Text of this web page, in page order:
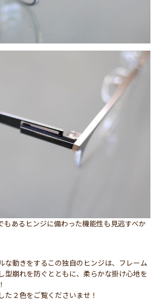
もあるヒンジに備わった機能性も見逃すべか
な動きをするこの独自のヒンジは、フレーム
型崩れを防ぐとともに、柔らかな掛け心地を
た２色をご覧くださいませ！